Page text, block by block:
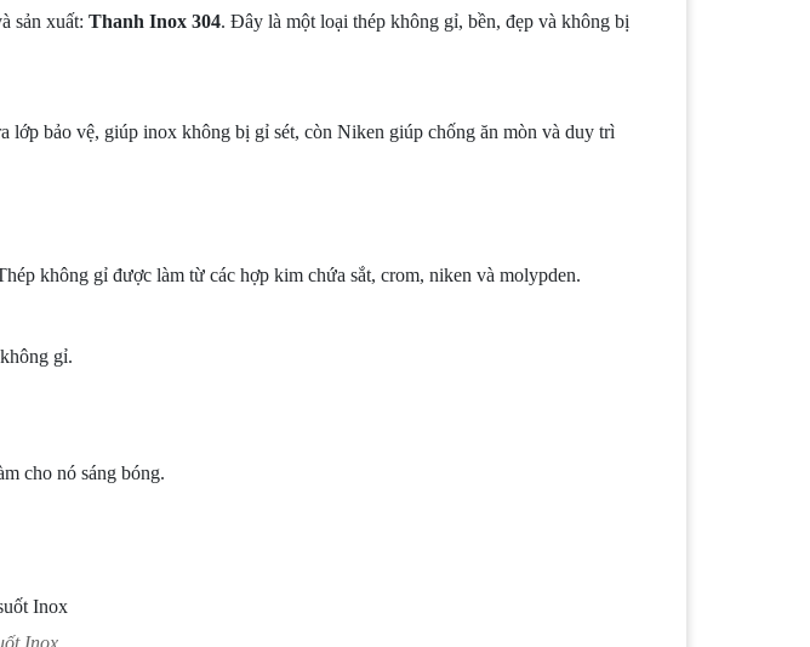
sản xuất: Thanh Inox 304. Đây là một loại thép không gỉ, bền, đẹp và không bị
lớp bảo vệ, giúp inox không bị gỉ sét, còn Niken giúp chống ăn mòn và duy trì
không gỉ được làm từ các hợp kim chứa sắt, crom, niken và molypden.
gỉ.
cho nó sáng bóng.
Inox